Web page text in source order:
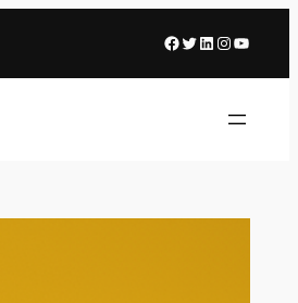
Facebook
X LinkedIn
Instagram